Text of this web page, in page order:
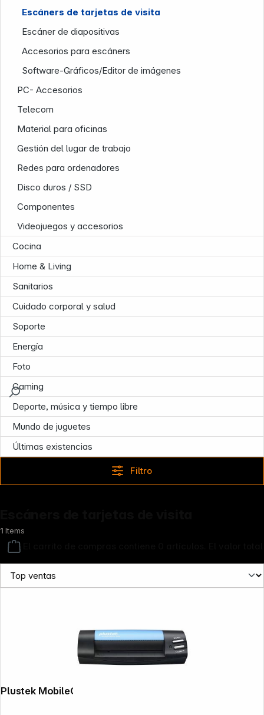
Escáners de tarjetas de visita
Escáner de diapositivas
Accesorios para escáners
Software-Gráficos/Editor de imágenes
PC- Accesorios
Telecom
Material para oficinas
Gestión del lugar de trabajo
Redes para ordenadores
Disco duros / SSD
Componentes
Videojuegos y accesorios
Cocina
Home & Living
Sanitarios
Cuidado corporal y salud
Soporte
Energía
Foto
Gaming
Deporte, música y tiempo libre
Mundo de juguetes
Últimas existencias
Filtro
1 Items
Plustek MobileOffice S 602
Follow us on